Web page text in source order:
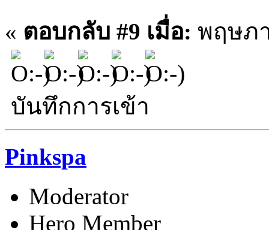
« ตอบกลับ #9 เมื่อ: พฤษภ
บันทึกการเข้า
Pinkspa
Moderator
Hero Member